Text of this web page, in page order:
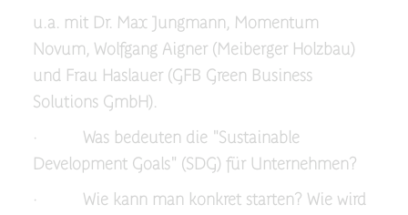
u.a. mit Dr. Max Jungmann, Momentum
Novum, Wolfgang Aigner (Meiberger Holzbau)
und Frau Haslauer (GFB Green Business
Solutions GmbH).
· Was bedeuten die "Sustainable
Development Goals" (SDG) für Unternehmen?
· Wie kann man konkret starten? Wie wird